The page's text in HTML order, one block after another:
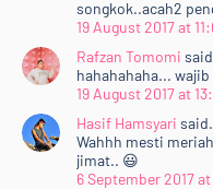
songkok..acah2
19 August 2017 at
Rafzan Tomomi
hahahahaha...
19 August 2017 at
Hasif Hamsyari
Wahhh mesti
jimat.. 😃
6 September 2017